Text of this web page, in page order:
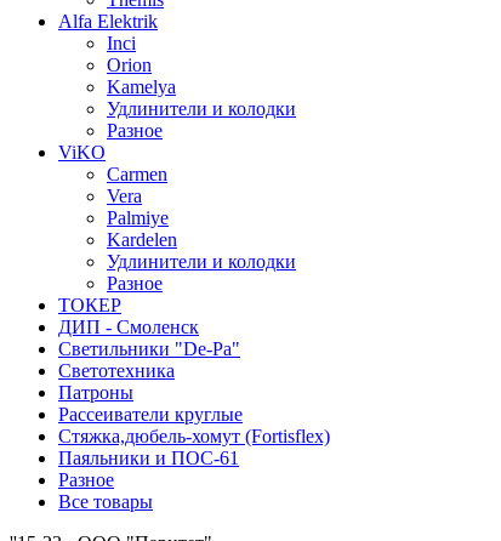
Alfa Elektrik
Inci
Orion
Kamelya
Удлинители и колодки
Разное
ViKO
Carmen
Vera
Palmiye
Kardelen
Удлинители и колодки
Разное
ТОКЕР
ДИП - Смоленск
Светильники "De-Pa"
Светотехника
Патроны
Рассеиватели круглые
Стяжка,дюбель-хомут (Fortisflex)
Паяльники и ПОС-61
Разное
Все товары